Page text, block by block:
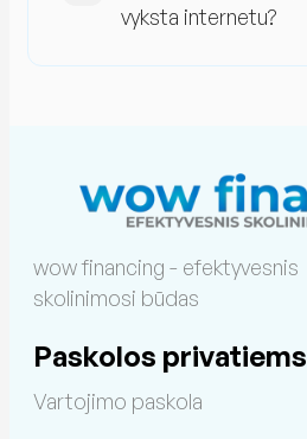
vyksta internetu?
wow financing - efektyvesnis
skolinimosi būdas
Paskolos privatiems
Vartojimo paskola